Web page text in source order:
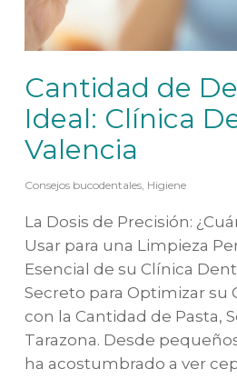
Cantidad de
Ideal: Clínica
Valencia
Consejos bucodentales, Higiene
La Dosis de Precisión:
Usar para una Limpieza
Esencial de su Clínica
Secreto para Optimizar su
con la Cantidad de Pasta,
Tarazona. Desde
ha acostumbrado a ver